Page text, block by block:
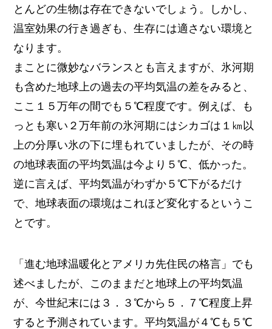
とんどの生物は存在できないでしょう。しかし、
温室効果の行き過ぎも、生存には適さない環境と
なります。
まことに微妙なバランスとも言えますが、氷河期
も含めた地球上の過去の平均気温の差をみると、
ここ１５万年の間でも５℃程度です。例えば、も
っとも寒い２万年前の氷河期にはシカゴは１㎞以
上の分厚い氷の下に埋もれていましたが、その時
の地球表面の平均気温は今より５℃、低かった。
逆に言えば、平均気温がわずか５℃下がるだけ
で、地球表面の環境はこれほど変化するというこ
とです。
「進む地球温暖化とアメリカ先住民の格言」でも
述べましたが、このままだと地球上の平均気温
が、今世紀末には３．３℃から５．７℃程度上昇
すると予測されています。平均気温が４℃も５℃